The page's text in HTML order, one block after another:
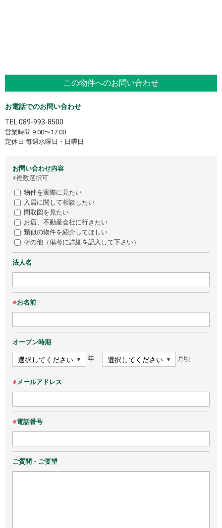
この物件へのお問い合わせ
お電話でのお問い合わせ
TEL 089-993-8500
営業時間 9:00〜17:00
定休日 毎週水曜日・日曜日
お問い合わせ内容
※複数選択可
物件を実際に見たい
入居に関して相談したい
間取図を見たい
お店、不動産会社に行きたい
類似の物件を紹介してほしい
その他（備考に詳細を記入して下さい）
法人名
※お名前
オープン時期
年 月頃
※メールアドレス
※電話番号
ご質問・ご要望